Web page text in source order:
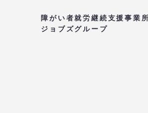
​障がい者就労継続支援事業所
ジョブズグループ